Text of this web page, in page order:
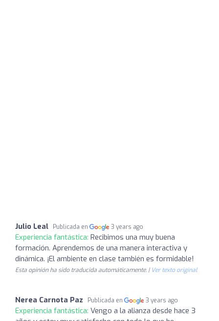
Julio Leal Publicada en 3 years ago
Experiencia fantástica: Recibimos una muy buena
formación. Aprendemos de una manera interactiva y
dinámica. ¡El ambiente en clase también es formidable!
Esta opinión ha sido traducida automáticamente. | Ver texto original
Nerea Carnota Paz Publicada en 3 years ago
Experiencia fantástica: Vengo a la alianza desde hace 3